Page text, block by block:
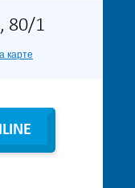
80/1
карте